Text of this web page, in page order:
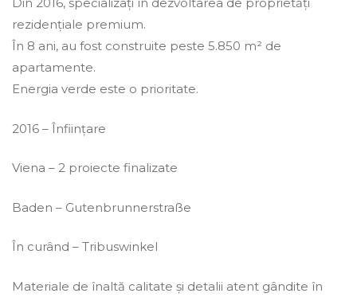
rezidențiale premium.
În 8 ani, au fost construite peste 5.850 m² de
apartamente.
Energia verde este o prioritate.
2016 – Înființare
Viena – 2 proiecte finalizate
Baden – Gutenbrunnerstraße
În curând – Tribuswinkel
Materiale de înaltă calitate și detalii atent gândite în